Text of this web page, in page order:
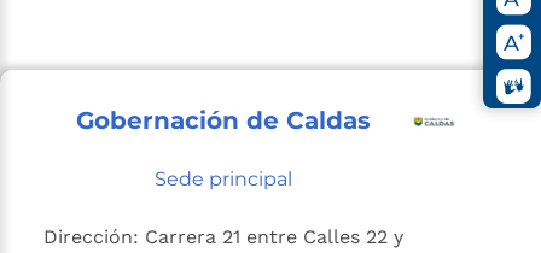
Gobernación de Caldas
Sede principal
Dirección: Carrera 21 entre Calles 22 y